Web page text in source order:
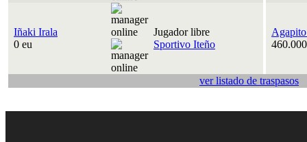
Iñaki Irala
0 eu
Jugador libre
Sportivo Iteño
ver listado de traspasos